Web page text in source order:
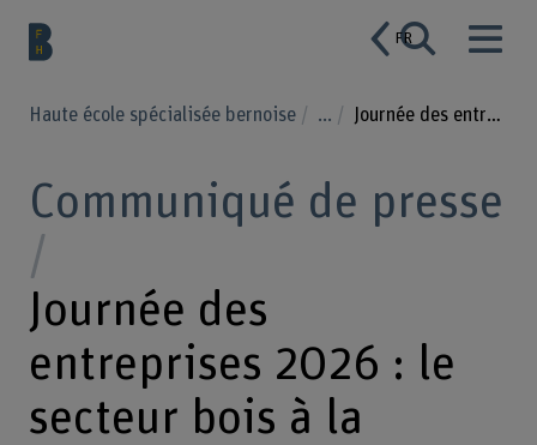
FR
Haute école spécialisée bernoise ... Journée des entreprises 2026 : le secteur bois à la rencontre de la relève
Communiqué de presse
Journée des
entreprises 2026 : le
secteur bois à la